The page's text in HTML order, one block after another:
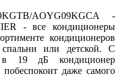
AOYG09KGCA -
- все кондиционеры
кондиционеров
или детской. С
19 дБ кондиционер
даже самого